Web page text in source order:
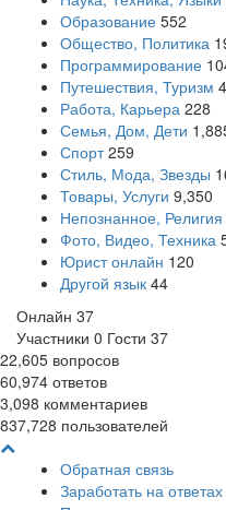
Образование 552
Общество, Политика
Программирование
Путешествия, Туризм
Работа, Карьера 228
Семья, Дом, Дети
Спорт 259
Стиль, Мода, Звезды
Товары, Услуги 9,350
Непознанное, Религия
Фото, Видео, Техника
Юрист онлайн 120
Другой язык 44
Онлайн 37
Участники 0 Гости 37
22,605 вопросов
60,974 ответов
3,098 комментариев
837,728 пользователей
Обратная связь
Заработать на ответах